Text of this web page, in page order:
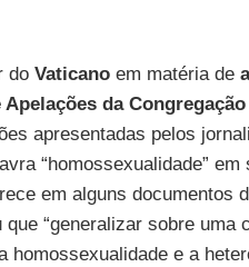
do Vaticanoem matéria de
Apelações da
apresentadas pelos
“homossexualidade” em
em alguns documentos
“generalizar sobre uma
homossexualidade e a